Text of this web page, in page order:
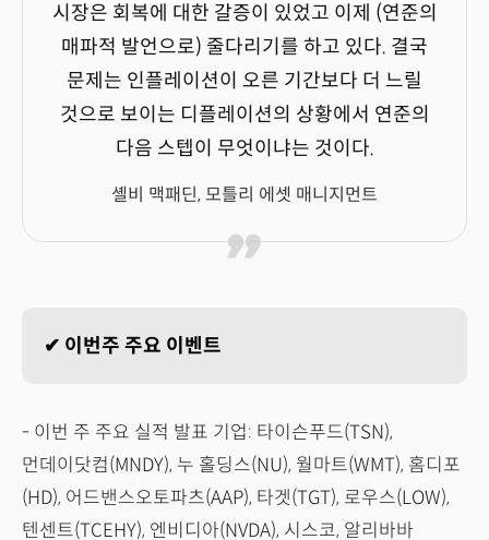
시장은 회복에 대한 갈증이 있었고 이제 (연준의
매파적 발언으로) 줄다리기를 하고 있다. 결국
문제는 인플레이션이 오른 기간보다 더 느릴
것으로 보이는 디플레이션의 상황에서 연준의
다음 스텝이 무엇이냐는 것이다.
셸비 맥패딘, 모틀리 에셋 매니지먼트
✔ 이번주 주요 이벤트
- 이번 주 주요 실적 발표 기업: 타이슨푸드(TSN),
먼데이닷컴(MNDY), 누 홀딩스(NU), 월마트(WMT), 홈디포
(HD), 어드밴스오토파츠(AAP), 타겟(TGT), 로우스(LOW),
텐센트(TCEHY), 엔비디아(NVDA), 시스코, 알리바바